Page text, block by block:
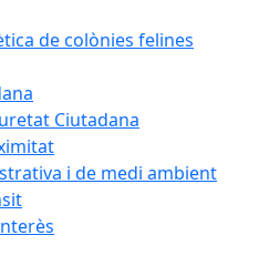
de colònies felines
Ciutadana
i de medi ambient